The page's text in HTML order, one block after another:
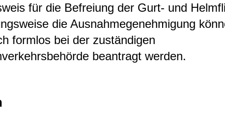
für die Befreiung der Gurt- und
die Ausnahmegenehmigung
formlos bei der zuständigen
beantragt werden.